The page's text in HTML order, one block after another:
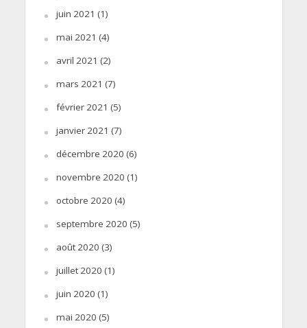
juin 2021 (1)
mai 2021 (4)
avril 2021 (2)
mars 2021 (7)
février 2021 (5)
janvier 2021 (7)
décembre 2020 (6)
novembre 2020 (1)
octobre 2020 (4)
septembre 2020 (5)
août 2020 (3)
juillet 2020 (1)
juin 2020 (1)
mai 2020 (5)